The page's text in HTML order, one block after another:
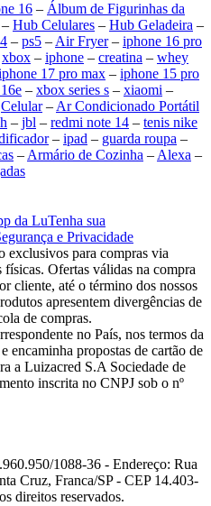
16 – Álbum de Figurinhas da
– Hub Celulares – Hub Geladeira –
– ps5 –Air Fryer– iphone 16 pro
xbox – iphone – creatina – whey
17 pro max – iphone 15 pro
– xbox series s – xiaomi –
Celular–Ar Condicionado Portátil
– jbl – redmi note 14 – tenis nike
– ipad – guarda roupa –
–Armário de Cozinha –Alexa –
da LuTenha sua
e Privacidade
exclusivos para compras via
Ofertas válidas na compra
cliente, até o término dos nossos
apresentem divergências de
de compras.
no País, nos termos da
encaminha propostas de cartão de
a Luizacred S.A Sociedade de
inscrita no CNPJ sob o nº
1088-36 - Endereço: Rua
Cruz, Franca/SP - CEP 14.403-
direitos reservados.